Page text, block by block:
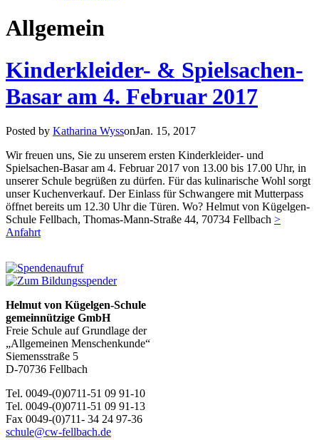
Allgemein
Kinderkleider- & Spielsachen-
Basar am 4. Februar 2017
Posted by Katharina WyssonJan. 15, 2017
Wir freuen uns, Sie zu unserem ersten Kinderkleider- und
Spielsachen-Basar am 4. Februar 2017 von 13.00 bis 17.00 Uhr, in
unserer Schule begrüßen zu dürfen. Für das kulinarische Wohl sorgt
unser Kuchenverkauf. Der Einlass für Schwangere mit Mutterpass
öffnet bereits um 12.30 Uhr die Türen. Wo? Helmut von Kügelgen-
Schule Fellbach, Thomas-Mann-Straße 44, 70734 Fellbach >
Anfahrt
Helmut von Kügelgen-Schule
gemeinnützige GmbH
Freie Schule auf Grundlage der
„Allgemeinen Menschenkunde“
Siemensstraße 5
D-70736 Fellbach
Tel. 0049-(0)0711-51 09 91-10
Tel. 0049-(0)0711-51 09 91-13
Fax 0049-(0)711- 34 24 97-36
schule@cw-fellbach.de